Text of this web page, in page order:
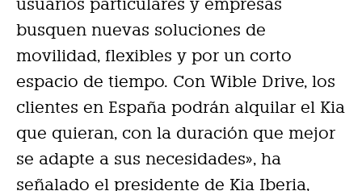
usuarios particulares y empresas
busquen nuevas soluciones de
movilidad, flexibles y por un corto
espacio de tiempo. Con Wible Drive, los
clientes en España podrán alquilar el Kia
que quieran, con la duración que mejor
se adapte a sus necesidades», ha
señalado el presidente de Kia Iberia,